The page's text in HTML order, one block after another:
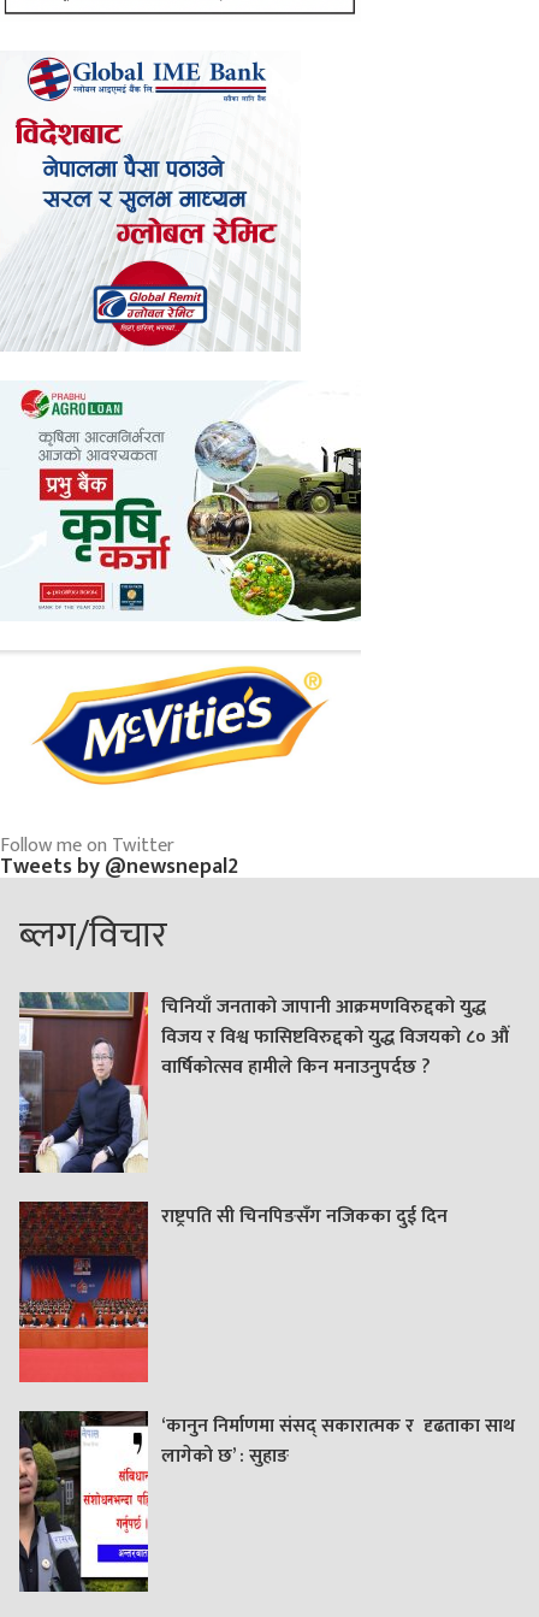
Follow me on Twitter
Tweets by @newsnepal2
ब्लग/विचार
चिनियाँ जनताको जापानी आक्रमणविरुद्दको युद्ध
विजय र विश्व फासिष्टविरुद्दको युद्ध विजयको ८० औं
वार्षिकोत्सव हामीले किन मनाउनुपर्दछ ?
राष्ट्रपति सी चिनपिङसँग नजिकका दुई दिन
‘कानुन निर्माणमा संसद् सकारात्मक र दृढताका साथ
लागेको छ’ : सुहाङ